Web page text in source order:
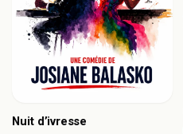
Nuit d’ivresse